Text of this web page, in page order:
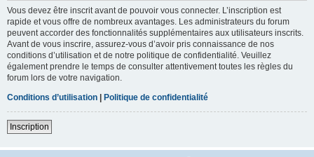
Vous devez être inscrit avant de pouvoir vous connecter. L’inscription est
rapide et vous offre de nombreux avantages. Les administrateurs du forum
peuvent accorder des fonctionnalités supplémentaires aux utilisateurs inscrits.
Avant de vous inscrire, assurez-vous d’avoir pris connaissance de nos
conditions d’utilisation et de notre politique de confidentialité. Veuillez
également prendre le temps de consulter attentivement toutes les règles du
forum lors de votre navigation.
Conditions d’utilisation | Politique de confidentialité
Inscription